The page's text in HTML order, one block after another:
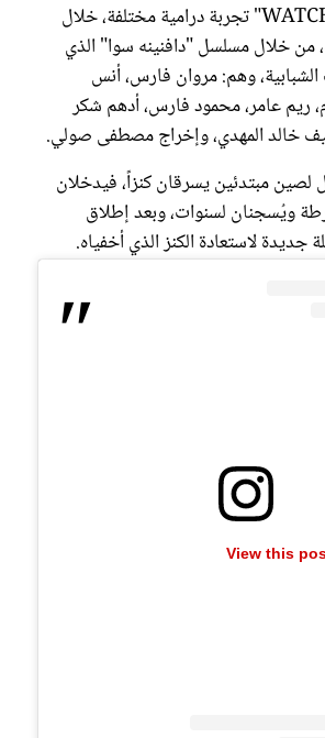
وتُقدم منصة "WATCH IT" تجربة درامية مختلفة، خلال
من خلال مسلسل "دافنينه سوا" الذي
الشبابية، وهم: مروان فارس، أنس
ريم عامر، محمود فارس، أدهم شكر
خالد المهدي، وإخراج مصطفى صولي.
مبتدئين يسرقان كنزاً، فيدخلان
ويُسجنان لسنوات، وبعد إطلاق
جديدة لاستعادة الكنز الذي أخفياه.
View this